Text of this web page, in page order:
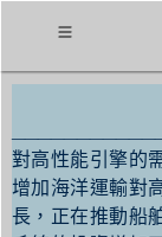
對高性能引擎的
增加海洋運輸對
長，正在推動船